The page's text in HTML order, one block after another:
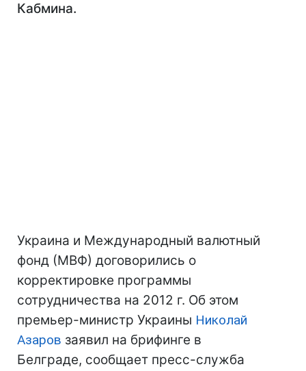
Кабмина.
Украина и Международный валютный
фонд (МВФ) договорились о
корректировке программы
сотрудничества на 2012 г. Об этом
премьер-министр Украины Николай
Азаров заявил на брифинге в
Белграде, сообщает пресс-служба